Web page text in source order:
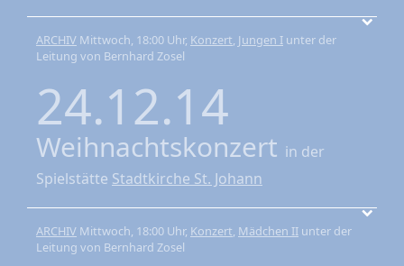
ARCHIV Mittwoch, 18:00 Uhr, Konzert, Jungen I unter der
Leitung von Bernhard Zosel
24.12.14
Weihnachtskonzert in der
Spielstätte Stadtkirche St. Johann
ARCHIV Mittwoch, 18:00 Uhr, Konzert, Mädchen II unter der
Leitung von Bernhard Zosel